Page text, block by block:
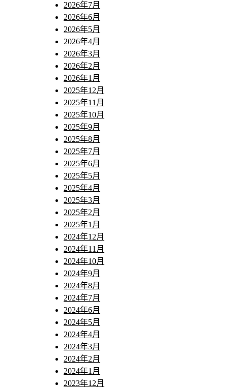
2026年7月
2026年6月
2026年5月
2026年4月
2026年3月
2026年2月
2026年1月
2025年12月
2025年11月
2025年10月
2025年9月
2025年8月
2025年7月
2025年6月
2025年5月
2025年4月
2025年3月
2025年2月
2025年1月
2024年12月
2024年11月
2024年10月
2024年9月
2024年8月
2024年7月
2024年6月
2024年5月
2024年4月
2024年3月
2024年2月
2024年1月
2023年12月